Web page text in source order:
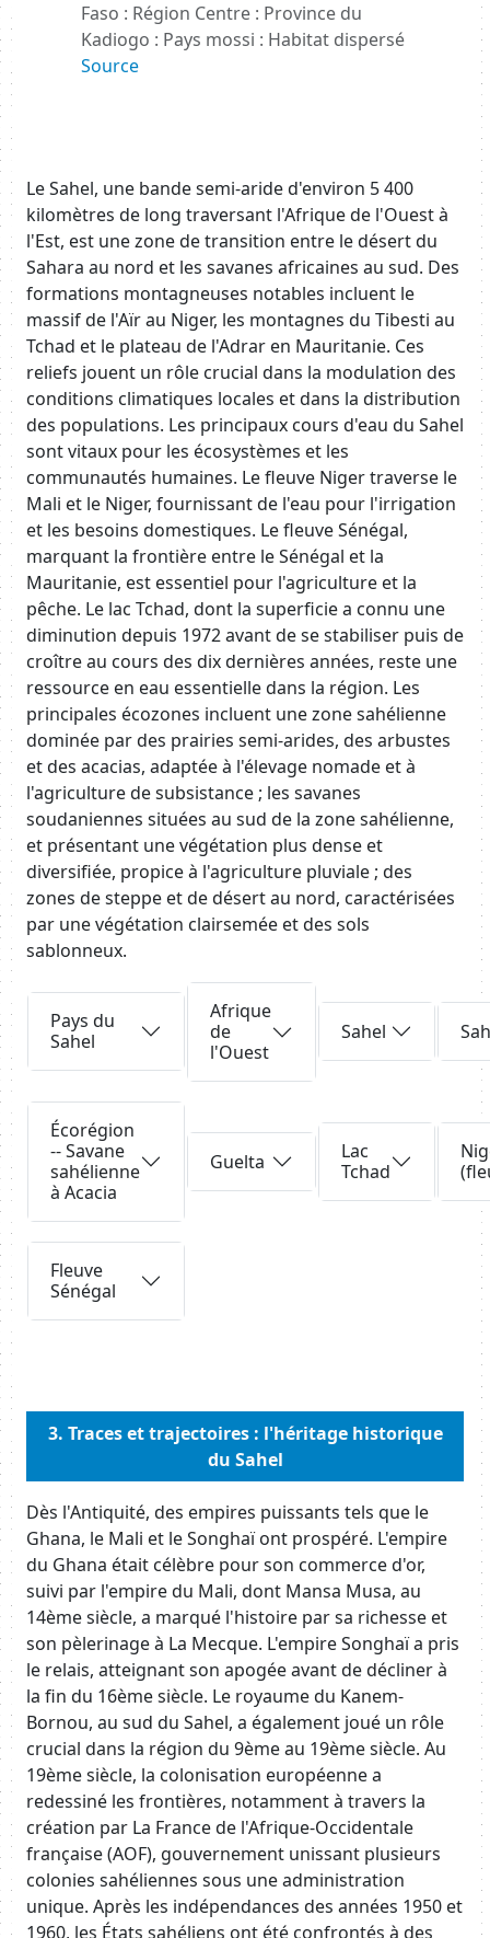
Faso : Région Centre : Province du
Kadiogo : Pays mossi : Habitat dispersé
Source
Body
Le Sahel, une bande semi-aride d'environ 5 400
kilomètres de long traversant l'Afrique de l'Ouest à
l'Est, est une zone de transition entre le désert du
Sahara au nord et les savanes africaines au sud. Des
formations montagneuses notables incluent le
massif de l'Aïr au Niger, les montagnes du Tibesti au
Tchad et le plateau de l'Adrar en Mauritanie. Ces
reliefs jouent un rôle crucial dans la modulation des
conditions climatiques locales et dans la distribution
des populations. Les principaux cours d'eau du Sahel
sont vitaux pour les écosystèmes et les
communautés humaines. Le fleuve Niger traverse le
Mali et le Niger, fournissant de l'eau pour l'irrigation
et les besoins domestiques. Le fleuve Sénégal,
marquant la frontière entre le Sénégal et la
Mauritanie, est essentiel pour l'agriculture et la
pêche. Le lac Tchad, dont la superficie a connu une
diminution depuis 1972 avant de se stabiliser puis de
croître au cours des dix dernières années, reste une
ressource en eau essentielle dans la région. Les
principales écozones incluent une zone sahélienne
dominée par des prairies semi-arides, des arbustes
et des acacias, adaptée à l'élevage nomade et à
l'agriculture de subsistance ; les savanes
soudaniennes situées au sud de la zone sahélienne,
et présentant une végétation plus dense et
diversifiée, propice à l'agriculture pluviale ; des
zones de steppe et de désert au nord, caractérisées
par une végétation clairsemée et des sols
sablonneux.
Body
Pays du
Sahel
Afrique
de
l'Ouest
Sahel
Requête
Écorégion
-- Savane
sahélienne
à Acacia
Guelta
Lac
Tchad
Fleuve
Sénégal
3. Traces et trajectoires : l'héritage historique
du Sahel
Body
Dès l'Antiquité, des empires puissants tels que le
Ghana, le Mali et le Songhaï ont prospéré. L'empire
du Ghana était célèbre pour son commerce d'or,
suivi par l'empire du Mali, dont Mansa Musa, au
14ème siècle, a marqué l'histoire par sa richesse et
son pèlerinage à La Mecque. L'empire Songhaï a pris
le relais, atteignant son apogée avant de décliner à
la fin du 16ème siècle. Le royaume du Kanem-
Bornou, au sud du Sahel, a également joué un rôle
crucial dans la région du 9ème au 19ème siècle. Au
19ème siècle, la colonisation européenne a
redessiné les frontières, notamment à travers la
création par La France de l'Afrique-Occidentale
française (AOF), gouvernement unissant plusieurs
colonies sahéliennes sous une administration
unique. Après les indépendances des années 1950 et
1960, les États sahéliens ont été confrontés à des